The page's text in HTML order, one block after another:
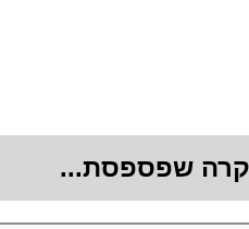
שפספסת...